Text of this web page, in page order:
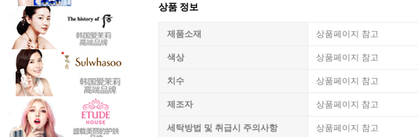
상품 정보
제품소재 상품페이지 참고
색상 상품페이지 참고
치수 상품페이지 참고
제조자 상품페이지 참고
세탁방법 및 취급시 주의사항 상품페이지 참고